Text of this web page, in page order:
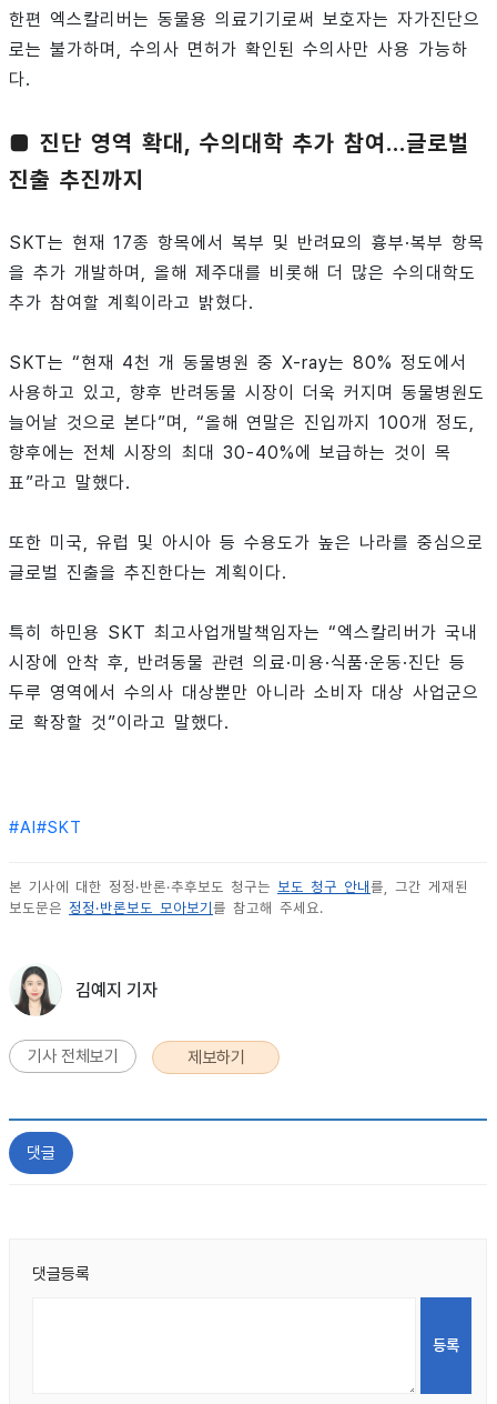
한편 엑스칼리버는 동물용 의료기기로써 보호자는 자가진단으
로는 불가하며, 수의사 면허가 확인된 수의사만 사용 가능하
다.
■ 진단 영역 확대, 수의대학 추가 참여…글로벌
진출 추진까지
SKT는 현재 17종 항목에서 복부 및 반려묘의 흉부·복부 항목
을 추가 개발하며, 올해 제주대를 비롯해 더 많은 수의대학도
추가 참여할 계획이라고 밝혔다.
SKT는 “현재 4천 개 동물병원 중 X-ray는 80% 정도에서
사용하고 있고, 향후 반려동물 시장이 더욱 커지며 동물병원도
늘어날 것으로 본다”며, “올해 연말은 진입까지 100개 정도,
향후에는 전체 시장의 최대 30-40%에 보급하는 것이 목
표”라고 말했다.
또한 미국, 유럽 및 아시아 등 수용도가 높은 나라를 중심으로
글로벌 진출을 추진한다는 계획이다.
특히 하민용 SKT 최고사업개발책임자는 “엑스칼리버가 국내
시장에 안착 후, 반려동물 관련 의료·미용·식품·운동·진단 등
두루 영역에서 수의사 대상뿐만 아니라 소비자 대상 사업군으
로 확장할 것”이라고 말했다.
#AI #SKT
본 기사에 대한 정정·반론·추후보도 청구는 보도 청구 안내 를, 그간 게재된
보도문은 정정·반론보도 모아보기 를 참고해 주세요.
김예지 기자
기사 전체보기 제보하기
댓글
댓글등록